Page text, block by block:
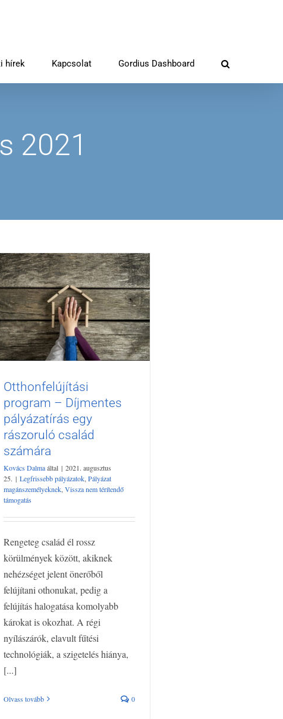
hírek Kapcsolat Gordius Dashboard
2021
Otthonfelújítási program –
Díjmentes pályázatírás egy
rászoruló család számára
Legfrissebb pályázatok Pályázat
magánszemélyeknek
Otthonfelújítási
program – Díjmentes
pályázatírás egy
rászoruló család
számára
Kovács Dalmaáltal | 2021. augusztus
25. | Legfrissebb pályázatok Pályázat
magánszemélyeknek Vissza nem térítendő
támogatás
Rengeteg család él rossz
körülmények között, akiknek
nehézséget jelent önerőből
felújítani othonukat, pedig a
felújítás halogatása komolyabb
károkat is okozhat. A régi
nyílászárók, elavult fűtési
technológiák, a szigetelés hiánya,
[...]
Olvass tovább 0